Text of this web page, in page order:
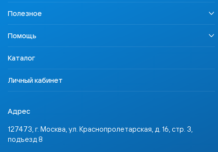
Информация для СМИ
Карьера
Правовая информация
Осторожно, контрафакт
Контакты
Урок безопасности
Наша Победа
Профориентация
Учимся для жизни
ССТ Лингвотест
Полезное
Родителям
Ученикам
Партнёрам
Инвесторам
Помощь
Где купить
Задать вопрос
Каталог
Личный кабинет
Адрес
127473, г. Москва, ул. Краснопролетарская, д. 16, стр. 3,
подъезд 8